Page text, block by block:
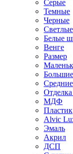
Серые
Темные
Черные
Светлые
Белые
Венге
Размер
Большие
Средние
МДФ
Пластик
Alvic
Эмаль
Акрил
ДСП